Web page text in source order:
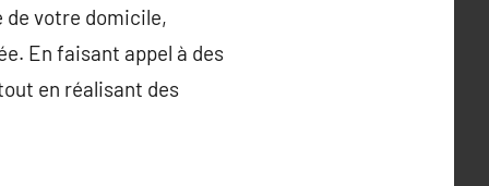
de votre domicile,
En faisant appel à des
en réalisant des